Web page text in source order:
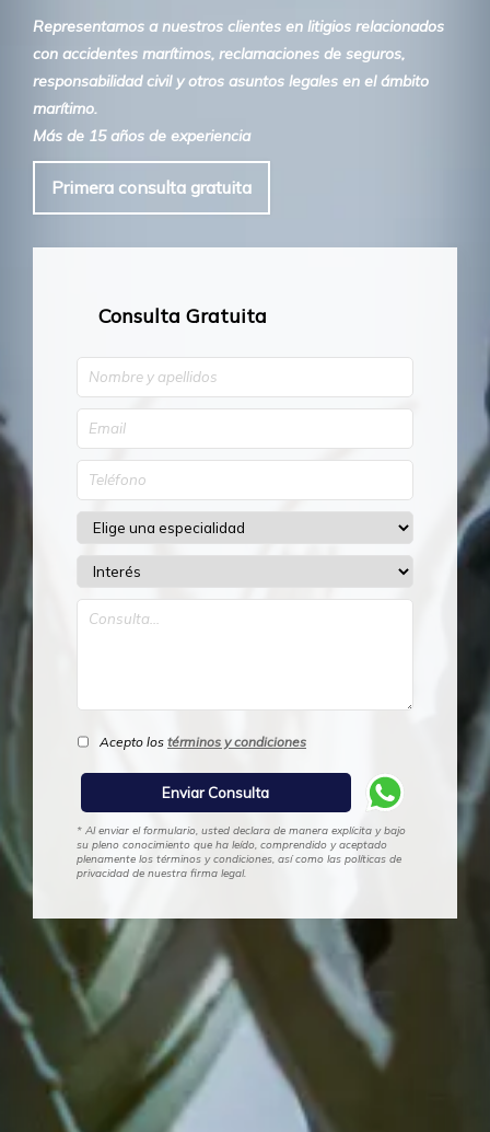
Representamos a nuestros clientes en litigios relacionados
con accidentes marítimos, reclamaciones de seguros,
responsabilidad civil y otros asuntos legales en el ámbito
marítimo.
Más de 15 años de experiencia
Primera consulta gratuita
Consulta Gratuita
Acepto los términos y condiciones
* Al enviar el formulario, usted declara de manera explícita y bajo
su pleno conocimiento que ha leído, comprendido y aceptado
plenamente los términos y condiciones, así como las políticas de
privacidad de nuestra firma legal.